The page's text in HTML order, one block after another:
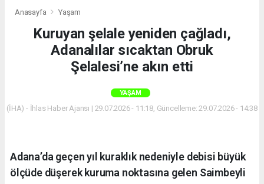
Anasayfa Yaşam
Kuruyan şelale yeniden çağladı,
Adanalılar sıcaktan Obruk
Şelalesi’ne akın etti
YAŞAM
(İHA) - İhlas Haber Ajansı | 29.07.2026 - 11:18, Güncelleme: 29.07.2026 - 14:38
Adana’da geçen yıl kuraklık nedeniyle debisi büyük
ölçüde düşerek kuruma noktasına gelen Saimbeyli